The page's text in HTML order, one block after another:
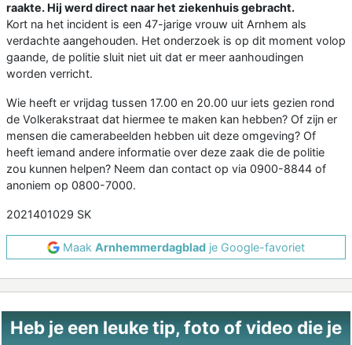
raakte. Hij werd direct naar het ziekenhuis gebracht.
Kort na het incident is een 47-jarige vrouw uit Arnhem als
verdachte aangehouden. Het onderzoek is op dit moment volop
gaande, de politie sluit niet uit dat er meer aanhoudingen
worden verricht.
Wie heeft er vrijdag tussen 17.00 en 20.00 uur iets gezien rond
de Volkerakstraat dat hiermee te maken kan hebben? Of zijn er
mensen die camerabeelden hebben uit deze omgeving? Of
heeft iemand andere informatie over deze zaak die de politie
zou kunnen helpen? Neem dan contact op via 0900-8844 of
anoniem op 0800-7000.
2021401029 SK
Maak Arnhemmerdagblad je Google-favoriet
Heb je een leuke tip, foto of video die je